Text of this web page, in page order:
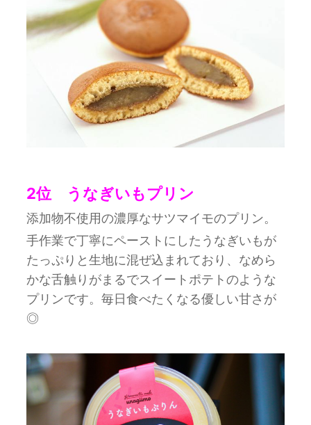
2位 うなぎいもプリン
添加物不使用の濃厚なサツマイモのプリン。
手作業で丁寧にペーストにしたうなぎいもが
たっぷりと生地に混ぜ込まれており、なめら
かな舌触りがまるでスイートポテトのような
プリンです。毎日食べたくなる優しい甘さが
◎